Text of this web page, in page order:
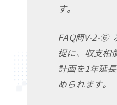
す。
FAQ問V-2-⑥
提に、収支相
計画を1年延
められます。